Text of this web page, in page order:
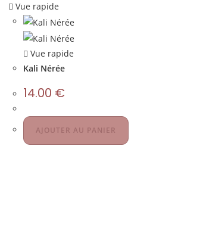
Vue rapide
Vue rapide
Kali Nérée
14.00 €
AJOUTER AU PANIER